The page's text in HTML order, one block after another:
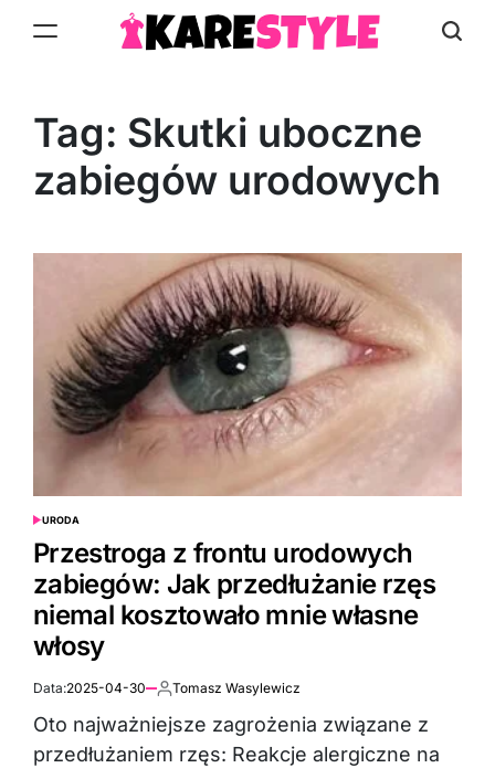
Tag: Skutki uboczne
zabiegów urodowych
POSTED
IN
URODA
Przestroga z frontu urodowych
zabiegów: Jak przedłużanie rzęs
niemal kosztowało mnie własne
włosy
Data:2025-04-30 Autor:
Tomasz Wasylewicz
Oto najważniejsze zagrożenia związane z
przedłużaniem rzęs: Reakcje alergiczne na